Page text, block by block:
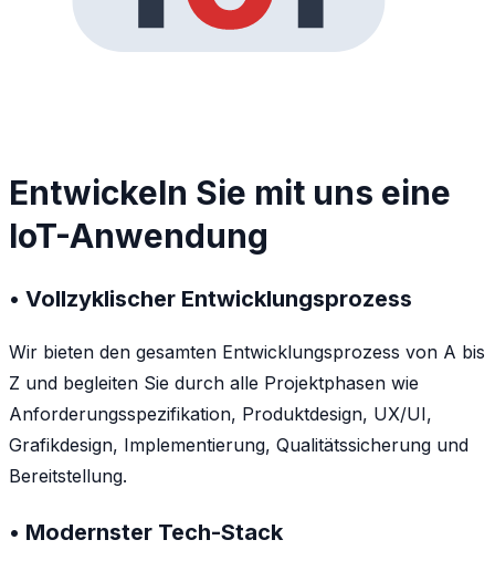
Entwickeln Sie mit uns eine
IoT-Anwendung
• Vollzyklischer Entwicklungsprozess
Wir bieten den gesamten Entwicklungsprozess von A bis
Z und begleiten Sie durch alle Projektphasen wie
Anforderungsspezifikation, Produktdesign, UX/UI,
Grafikdesign, Implementierung, Qualitätssicherung und
Bereitstellung.
• Modernster Tech-Stack